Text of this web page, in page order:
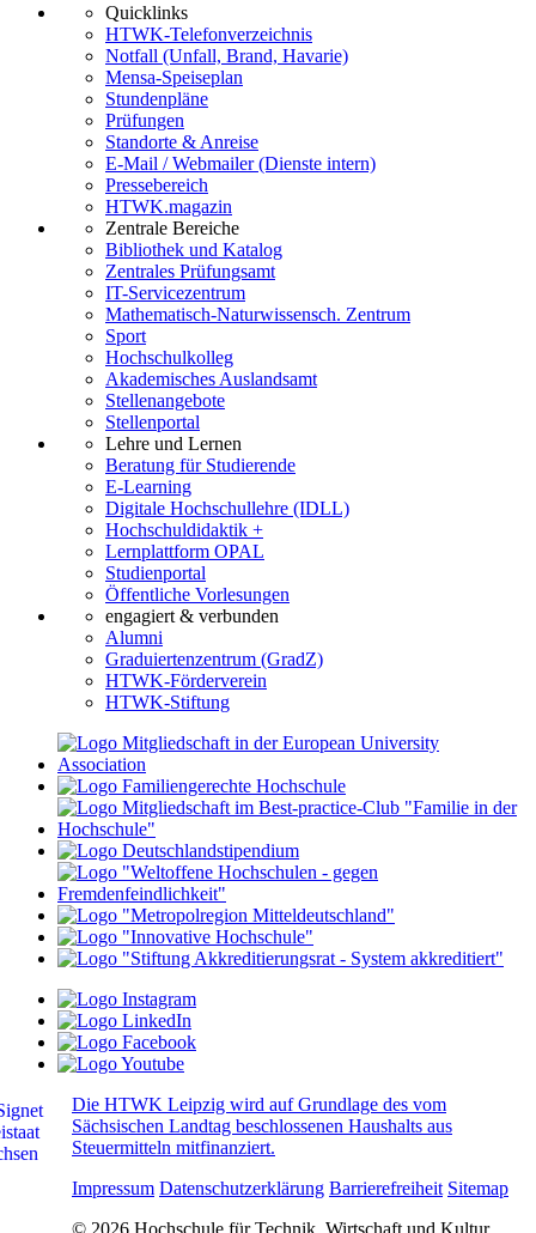
Quicklinks
HTWK-Telefonverzeichnis
Notfall (Unfall, Brand, Havarie)
Mensa-Speiseplan
Stundenpläne
Prüfungen
Standorte & Anreise
E-Mail / Webmailer (Dienste intern)
Pressebereich
HTWK.magazin
Zentrale Bereiche
Bibliothek und Katalog
Zentrales Prüfungsamt
IT-Servicezentrum
Mathematisch-Naturwissensch. Zentrum
Sport
Hochschulkolleg
Akademisches Auslandsamt
Stellenangebote
Stellenportal
Lehre und Lernen
Beratung für Studierende
E-Learning
Digitale Hochschullehre (IDLL)
Hochschuldidaktik +
Lernplattform OPAL
Studienportal
Öffentliche Vorlesungen
engagiert & verbunden
Alumni
Graduiertenzentrum (GradZ)
HTWK-Förderverein
HTWK-Stiftung
Die HTWK Leipzig wird auf Grundlage des vom
Sächsischen Landtag beschlossenen Haushalts aus
Steuermitteln mitfinanziert.
Impressum Datenschutzerklärung Barrierefreiheit Sitemap
© 2026 Hochschule für Technik, Wirtschaft und Kultur